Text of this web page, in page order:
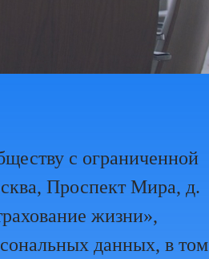
с ограниченной
Проспект Мира, д.
жизни»,
данных, в том